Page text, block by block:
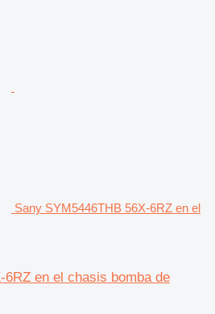
Sany SYM5446THB 56X-6RZ en el
6RZ en el chasis bomba de